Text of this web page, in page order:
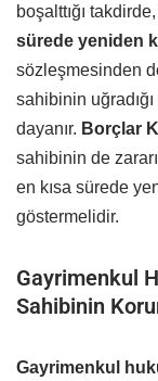
boşalttığı
sürede yeniden
sözleşmesinden
sahibinin
dayanır. Borçlar
sahibinin de
en kısa sürede
göstermelidir.
Gayrimenkul
Sahibinin
Gayrimenkul